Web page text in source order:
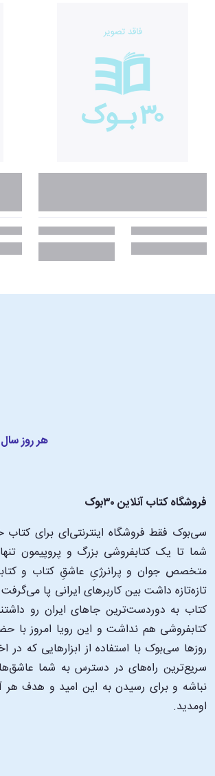
هر روز
فروشگاه کتاب آنلاین ۳۰بوک
سی‌بوک فقط فروشگاه اینترنتی‌ای برای
متخصص جوان و پرانرژیِ عاشقِ کتاب و
تازه‌تازه داشت بین کاربرهای ایرانی پا
کتاب به دوردست‌ترین جاهای ایران رو
کتابفروشی هم نداشت و این رویا امروز با
‌روزها سی‌بوک با استفاده از ابزارهایی که
سریع‌ترین راه‌های در دسترس به شما
نباشه و برای رسیدن به این امید و هدف
اومدید.